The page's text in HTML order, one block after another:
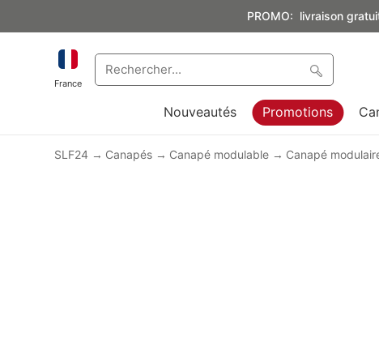
PROMO: livraison
France
Nouveautés Promotions
SLF24 Canapés Canapé modulable Canapé